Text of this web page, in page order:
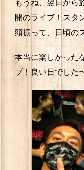
もうね、翌日から
開のライブ！スタ
頭振って、日頃の
本当に楽しかった
ブ！良い日でした